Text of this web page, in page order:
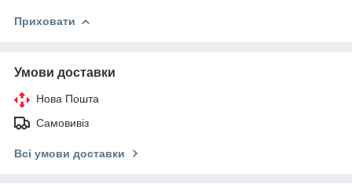
Приховати
Умови доставки
Нова Пошта
Самовивіз
Всі умови доставки